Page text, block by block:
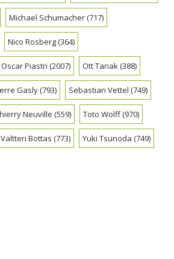
Michael Schumacher(717)
Nico Rosberg(364)
Oscar Piastri (2007) Ott Tanak(388)
Gasly(793) Sebastian Vettel (749)
Neuville (559) Toto Wolff(970)
Valtteri Bottas (773) Yuki Tsunoda (749)